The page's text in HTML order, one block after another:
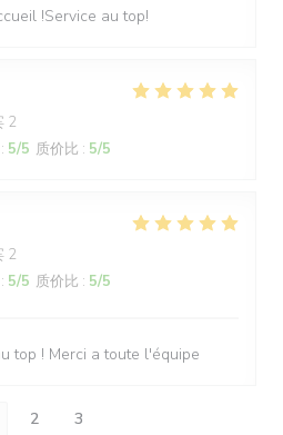
!Service au top!
2
: 5/5 质价比 : 5/5
2
: 5/5 质价比 : 5/5
top ! Merci a toute l'équipe
2 3